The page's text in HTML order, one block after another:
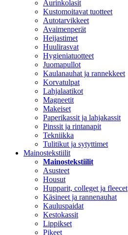
Aurinkolasit
Kustomoitavat tuotteet
Autotarvikkeet
Avaimenperät
Heijastimet
Huulirasvat
Hygieniatuotteet
Juomapullot
Kaulanauhat ja rannekkeet
Korvatulpat
Lahjalaatikot
Magneetit
Makeiset
Paperikassit ja lahjakassit
Pinssit ja rintanapit
Tekniikka
Tulitikut ja sytyttimet
Mainostekstiilit
Mainostekstiilit
Asusteet
Housut
Hupparit, colleget ja fleecet
Käsineet ja rannenauhat
Kauluspaidat
Kestokassit
Lippikset
Pikeet